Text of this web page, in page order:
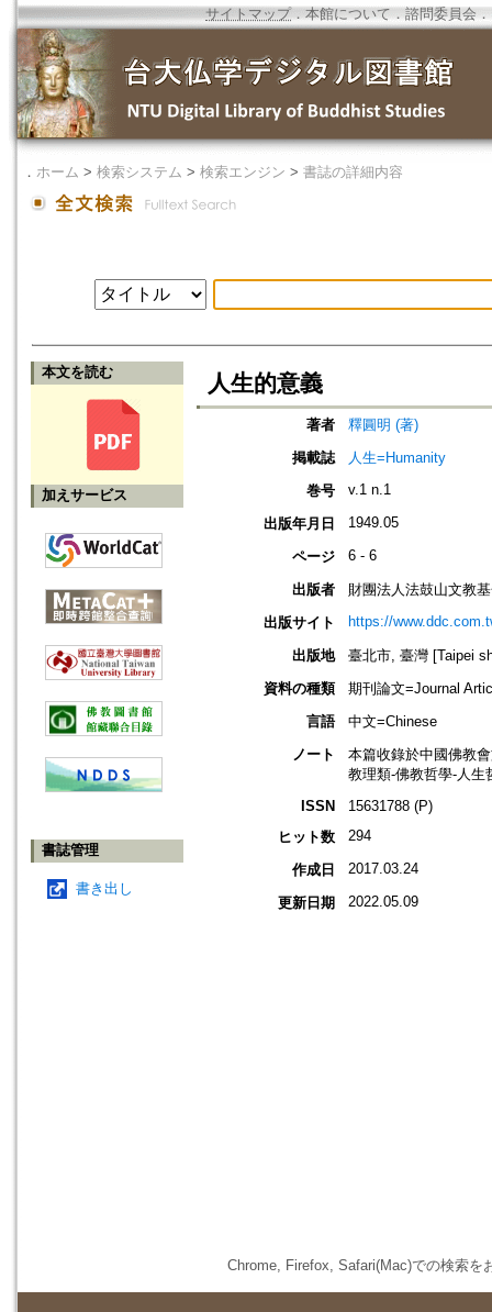
サイトマップ．本館について ． 諮問委員会 ．
． ホーム > 検索システム > 検索エンジン > 書誌の詳細内容
本文を読む
加えサービス
書誌管理
書き出し
人生的意義
著者
釋圓明 (著)
掲載誌
人生=Humanity
巻号
v.1 n.1
出版年月日 1949.05
ページ 6 - 6
出版者
財團法人法鼓山文教
出版サイト
https://
出版地
臺北市, 臺灣 [Taipei
資料の種類
期刊論文=Journal
言語
中文=Chinese
ノート
本篇收錄於中國佛教
教理類-佛教哲學-人生
ISSN
15631788 (P)
ヒット数
294
作成日 2017.03.24
更新日期 2022.05.09
Chrome, Firefox, Safari(Mac)での検索を